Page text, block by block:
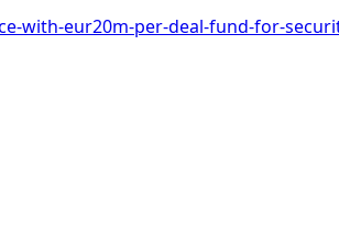
with-eur20m-per-deal-fund-for-